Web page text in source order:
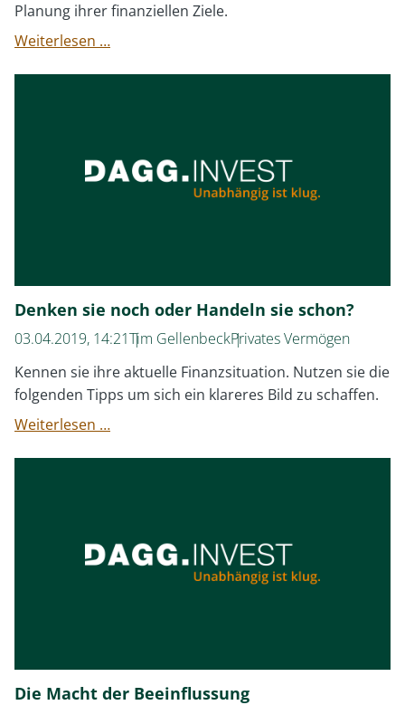
Planung ihrer finanziellen Ziele.
Weiterlesen …Der
Investieren
Denken sie noch oder Handeln sie schon?
03.04.2019, 14:21Tim GellenbeckPrivates Vermögen
Kennen sie ihre aktuelle Finanzsituation. Nutzen sie die
folgenden Tipps um sich ein klareres Bild zu schaffen.
Weiterlesen …Denken
schon?
Die Macht der Beeinflussung